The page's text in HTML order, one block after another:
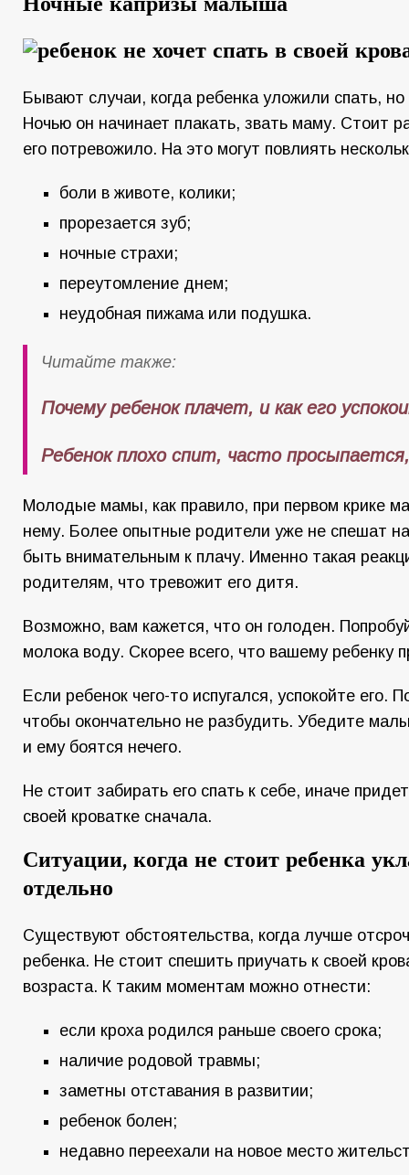
Бывают случаи, когда ребенка уложили спать,
Ночью он начинает плакать, звать маму. Стоит
его потревожило. На это могут повлиять
боли в животе, колики;
прорезается зуб;
ночные страхи;
переутомление днем;
неудобная пижама или подушка.
Читайте также:
Почему ребенок плачет, и как его
Ребенок плохо спит, часто
Молодые мамы, как правило, при первом крике
нему. Более опытные родители уже не спешат
быть внимательным к плачу. Именно такая
родителям, что тревожит его дитя.
Возможно, вам кажется, что он голоден.
молока воду. Скорее всего, что вашему ребенку
Если ребенок чего-то испугался, успокойте его.
чтобы окончательно не разбудить. Убедите
и ему боятся нечего.
Не стоит забирать его спать к себе, иначе
своей кроватке сначала.
Ситуации, когда не стоит ребенка
отдельно
Существуют обстоятельства, когда лучше
ребенка. Не стоит спешить приучать к своей
возраста. К таким моментам можно отнести:
если кроха родился раньше своего срока;
наличие родовой травмы;
заметны отставания в развитии;
ребенок болен;
недавно переехали на новое место